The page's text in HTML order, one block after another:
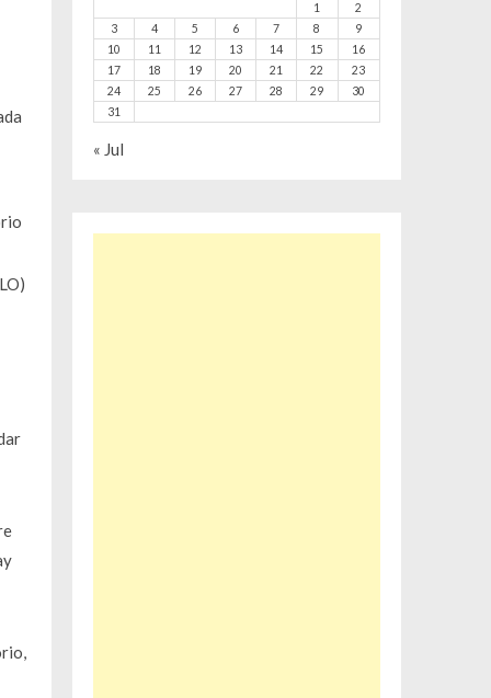
1
2
3
4 5 6 7 8
9
10
11 12 13 14 15
16
17
18 19 20 21 22
23
24
25 26 27 28 29
30
31
« Jul